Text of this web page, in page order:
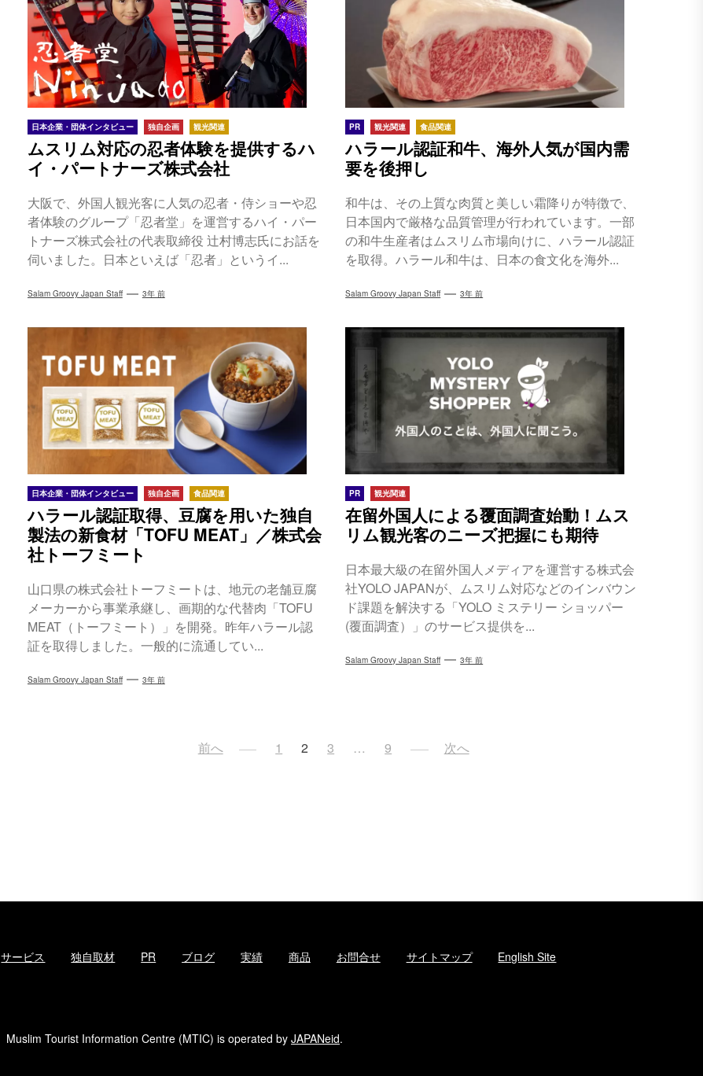
日本企業・団体インタビュー 独自企画 観光関連
ムスリム対応の忍者体験を提供するハ
イ・パートナーズ株式会社
大阪で、外国人観光客に人気の忍者・侍ショーや忍
者体験のグループ「忍者堂」を運営するハイ・パー
トナーズ株式会社の代表取締役 辻村博志氏にお話を
伺いました。日本といえば「忍者」というイ...
Salam Groovy Japan Staff 3年 前
PR 観光関連 食品関連
ハラール認証和牛、海外人気が国内需
要を後押し
和牛は、その上質な肉質と美しい霜降りが特徴で、
日本国内で厳格な品質管理が行われています。一部
の和牛生産者はムスリム市場向けに、ハラール認証
を取得。ハラール和牛は、日本の食文化を海外...
Salam Groovy Japan Staff 3年 前
日本企業・団体インタビュー 独自企画 食品関連
ハラール認証取得、豆腐を用いた独自
製法の新食材「TOFU MEAT」／株式会
社トーフミート
山口県の株式会社トーフミートは、地元の老舗豆腐
メーカーから事業承継し、画期的な代替肉「TOFU
MEAT（トーフミート）」を開発。昨年ハラール認
証を取得しました。一般的に流通してい...
Salam Groovy Japan Staff 3年 前
PR 観光関連
在留外国人による覆面調査始動！ムス
リム観光客のニーズ把握にも期待
日本最大級の在留外国人メディアを運営する株式会
社YOLO JAPANが、ムスリム対応などのインバウン
ド課題を解決する「YOLO ミステリー ショッパー
(覆面調査）」のサービス提供を...
Salam Groovy Japan Staff 3年 前
ョ
前へ 1 2 3 … 9 次へ
サービス 独自取材 PR ブログ 実績 商品 お問合せ サイトマップ English Site
Muslim Tourist Information Centre (MTIC) is operated by JAPANeid.